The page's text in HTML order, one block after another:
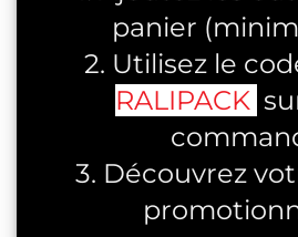
panier
2. Utilisez le
RALIPACK
3. Découvrez